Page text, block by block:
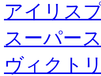
アイリス
スーパー
ヴィクト